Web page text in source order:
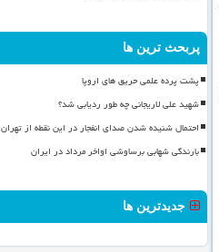
پربحث ترین ها
پشت پرده علمی حریق های اروپا
شهید علی لاریجانی چه طور ردیابی شد؟
احتمال شنیده شدن صدای انفجار در این نقطه از تهران
بارندگی شهابی برساوشی اواخر مرداد در ایران
جدیدترین ها